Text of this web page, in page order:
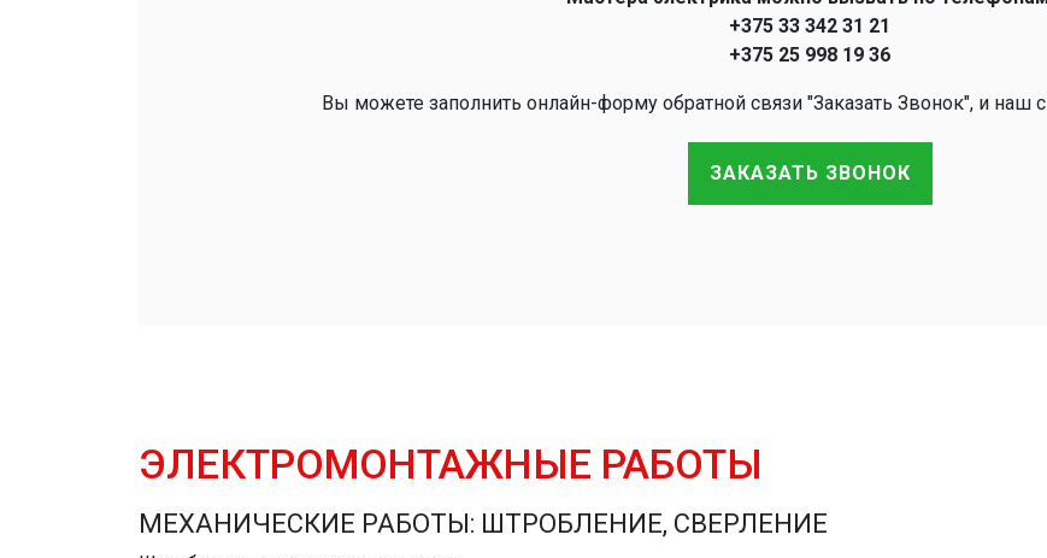
+375 33 342 31 21
+375 25 998 19 36
Вы можете заполнить онлайн-форму обратной связи "Заказать Звонок", и наш
ЗАКАЗАТЬ ЗВОНОК
ЭЛЕКТРОМОНТАЖНЫЕ РАБОТЫ
МЕХАНИЧЕСКИЕ РАБОТЫ: ШТРОБЛЕНИЕ, СВЕРЛЕНИЕ